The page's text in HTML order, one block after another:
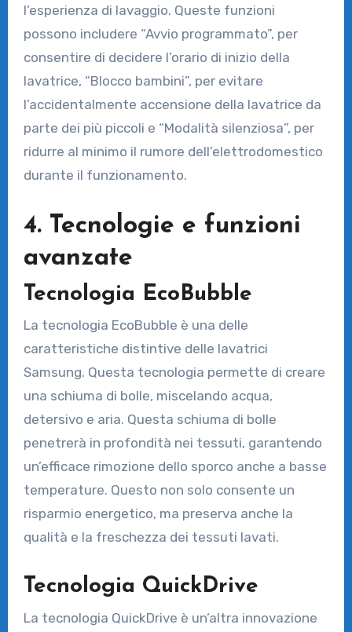
l’esperienza di lavaggio. Queste funzioni
possono includere “Avvio programmato”, per
consentire di decidere l’orario di inizio della
lavatrice, “Blocco bambini”, per evitare
l’accidentalmente accensione della lavatrice da
parte dei più piccoli e “Modalità silenziosa”, per
ridurre al minimo il rumore dell’elettrodomestico
durante il funzionamento.
4. Tecnologie e funzioni
avanzate
Tecnologia EcoBubble
La tecnologia EcoBubble è una delle
caratteristiche distintive delle lavatrici
Samsung. Questa tecnologia permette di creare
una schiuma di bolle, miscelando acqua,
detersivo e aria. Questa schiuma di bolle
penetrerà in profondità nei tessuti, garantendo
un’efficace rimozione dello sporco anche a basse
temperature. Questo non solo consente un
risparmio energetico, ma preserva anche la
qualità e la freschezza dei tessuti lavati.
Tecnologia QuickDrive
La tecnologia QuickDrive è un’altra innovazione